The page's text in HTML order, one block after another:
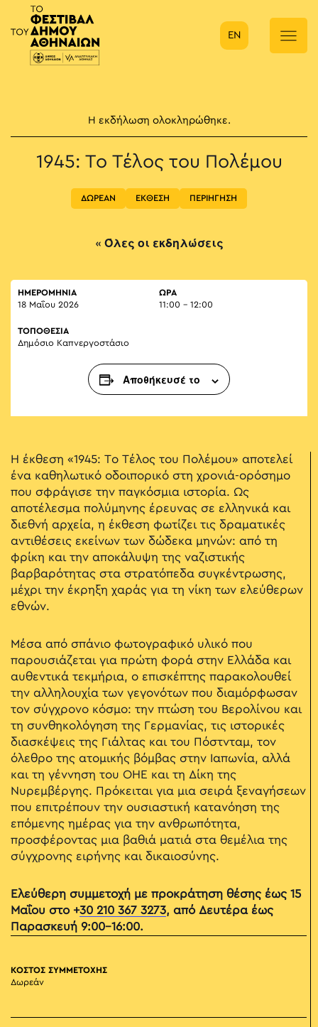
Κύρια πλοήγηση
EN
Η εκδήλωση ολοκληρώθηκε.
1945: Το Τέλος του Πολέμου
ΔΩΡΕΑΝ ΕΚΘΕΣΗ ΠΕΡΙΗΓΗΣΗ
« Όλες οι εκδηλώσεις
ΗΜΕΡΟΜΗΝΙΑ
18 Μαΐου 2026
ΏΡΑ
11:00 - 12:00
ΤΟΠΟΘΕΣΙΑ
Δημόσιο Καπνεργοστάσιο
Αποθήκευσέ το
Η έκθεση «1945: Το Τέλος του Πολέμου» αποτελεί
ένα καθηλωτικό οδοιπορικό στη χρονιά-ορόσημο
που σφράγισε την παγκόσμια ιστορία. Ως
αποτέλεσμα πολύμηνης έρευνας σε ελληνικά και
διεθνή αρχεία, η έκθεση φωτίζει τις δραματικές
αντιθέσεις εκείνων των δώδεκα μηνών: από τη
φρίκη και την αποκάλυψη της ναζιστικής
βαρβαρότητας στα στρατόπεδα συγκέντρωσης,
μέχρι την έκρηξη χαράς για τη νίκη των ελεύθερων
εθνών.
Μέσα από σπάνιο φωτογραφικό υλικό που
παρουσιάζεται για πρώτη φορά στην Ελλάδα και
αυθεντικά τεκμήρια, ο επισκέπτης παρακολουθεί
την αλληλουχία των γεγονότων που διαμόρφωσαν
τον σύγχρονο κόσμο: την πτώση του Βερολίνου και
τη συνθηκολόγηση της Γερμανίας, τις ιστορικές
διασκέψεις της Γιάλτας και του Πόστνταμ, τον
όλεθρο της ατομικής βόμβας στην Ιαπωνία, αλλά
και τη γέννηση του ΟΗΕ και τη Δίκη της
Νυρεμβέργης. Πρόκειται για μια σειρά ξεναγήσεων
που επιτρέπουν την ουσιαστική κατανόηση της
επόμενης ημέρας για την ανθρωπότητα,
προσφέροντας μια βαθιά ματιά στα θεμέλια της
σύγχρονης ειρήνης και δικαιοσύνης.
Ελεύθερη συμμετοχή με προκράτηση θέσης έως 15
Μαΐου στο +30 210 367 3273, από Δευτέρα έως
Παρασκευή 9:00-16:00.
ΚΟΣΤΟΣ ΣΥΜΜΕΤΟΧΗΣ
Δωρεάν